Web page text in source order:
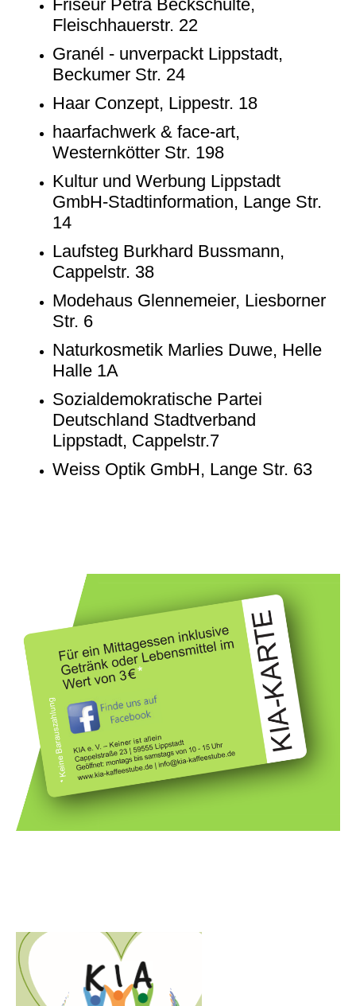
Friseur Petra Beckschulte,
Fleischhauerstr. 22
Granél - unverpackt Lippstadt,
Beckumer Str. 24
Haar Conzept, Lippestr. 18
haarfachwerk & face-art,
Westernkötter Str. 198
Kultur und Werbung Lippstadt
GmbH-Stadtinformation, Lange Str.
14
Laufsteg Burkhard Bussmann,
Cappelstr. 38
Modehaus Glennemeier, Liesborner
Str. 6
Naturkosmetik Marlies Duwe, Helle
Halle 1A
Sozialdemokratische Partei
Deutschland Stadtverband
Lippstadt, Cappelstr.7
Weiss Optik GmbH, Lange Str. 63